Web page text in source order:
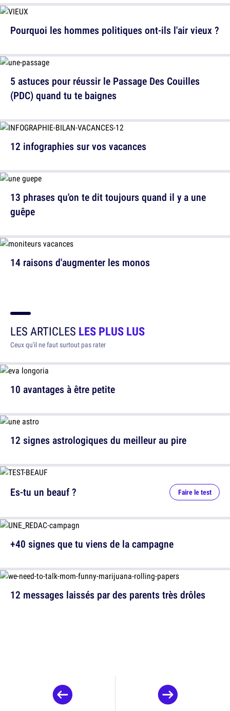
5 astuces pour réussir le Passage Des Couilles
(PDC) quand tu te baignes
13 phrases qu'on te dit toujours quand il y a une
guêpe
Pourquoi les hommes politiques ont-ils l'air vieux ?
12 infographies sur vos vacances
14 raisons d'augmenter les monos
LES ARTICLES LES PLUS LUS
Ceux qu'il ne faut surtout pas rater
10 avantages à être petite
12 signes astrologiques du meilleur au pire
12 messages laissés par des parents très drôles
Es-tu un beauf ? Faire le test
+40 signes que tu viens de la campagne